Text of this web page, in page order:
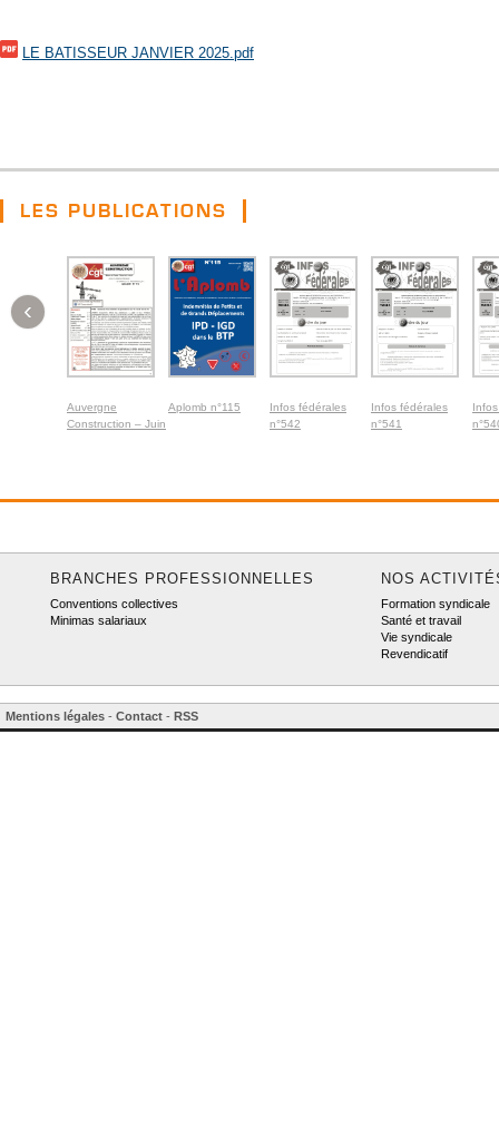
LE BATISSEUR JANVIER 2025.pdf
LES PUBLICATIONS
Auvergne
Construction – Juin
Aplomb n°115
Infos fédérales
n°542
Infos fédérales
n°541
‹
BRANCHES PROFESSIONNELLES
Conventions collectives
Minimas salariaux
NOS
Formation syndicale
Santé et travail
Vie syndicale
Revendicatif
Mentions légales - Contact - RSS